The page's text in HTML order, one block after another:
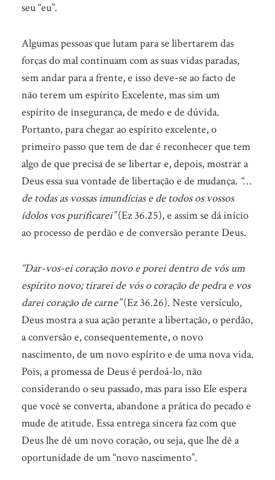
seu “eu”.
Algumas pessoas que lutam para se libertarem das
forças do mal continuam com as suas vidas paradas,
sem andar para a frente, e isso deve-se ao facto de
não terem um espírito Excelente, mas sim um
espírito de insegurança, de medo e de dúvida.
Portanto, para chegar ao espírito excelente, o
primeiro passo que tem de dar é reconhecer que tem
algo de que precisa de se libertar e, depois, mostrar a
Deus essa sua vontade de libertação e de mudança. “…
de todas as vossas imundícias e de todos os vossos
ídolos vos purificarei”(Ez 36.25), e assim se dá início
ao processo de perdão e de conversão perante Deus.
“Dar-vos-ei coração novo e porei dentro de vós um
espírito novo; tirarei de vós o coração de pedra e vos
darei coração de carne”(Ez 36.26). Neste versículo,
Deus mostra a sua ação perante a libertação, o perdão,
a conversão e, consequentemente, o novo
nascimento, de um novo espírito e de uma nova vida.
Pois, a promessa de Deus é perdoá-lo, não
considerando o seu passado, mas para isso Ele espera
que você se converta, abandone a prática do pecado e
mude de atitude. Essa entrega sincera faz com que
Deus lhe dê um novo coração, ou seja, que lhe dê a
oportunidade de um “novo nascimento”.